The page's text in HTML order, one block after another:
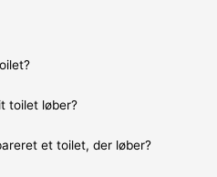
toilet løber?
et toilet, der løber?